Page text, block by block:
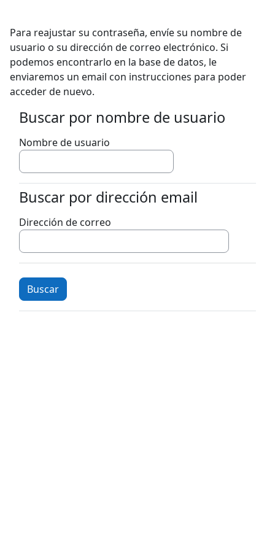
Para reajustar su contraseña, envíe su nombre de
usuario o su dirección de correo electrónico. Si
podemos encontrarlo en la base de datos, le
enviaremos un email con instrucciones para poder
acceder de nuevo.
Buscar por nombre de usuario
Buscar por nombre de usuario
Nombre de usuario
Buscar por dirección email
Buscar por dirección email
Dirección de correo